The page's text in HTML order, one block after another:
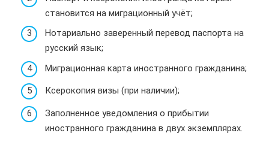
становится на миграционный учёт;
Нотариально заверенный перевод паспорта на
русский язык;
Миграционная карта иностранного гражданина;
Ксерокопия визы (при наличии);
Заполненное уведомления о прибытии
иностранного гражданина в двух экземплярах.